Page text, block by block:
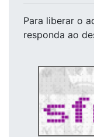
Para liberar o
responda ao